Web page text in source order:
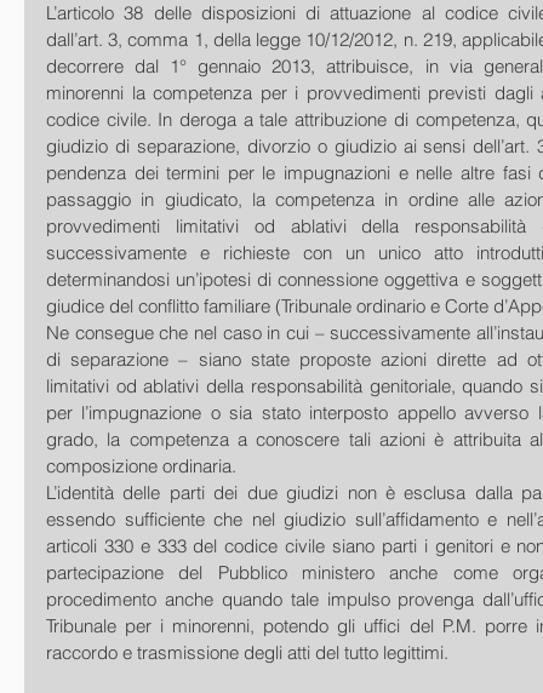
L’articolo 38 delle disposizioni di attuazione al codice
dall’art. 3, comma 1, della legge 10/12/2012, n. 219,
decorrere dal 1° gennaio 2013, attribuisce, in via
minorenni la competenza per i provvedimenti previsti dagli
codice civile. In deroga a tale attribuzione di competenza,
giudizio di separazione, divorzio o giudizio ai sensi dell’art.
pendenza dei termini per le impugnazioni e nelle altre fasi
passaggio in giudicato, la competenza in ordine alle
provvedimenti limitativi od ablativi della responsabilità
successivamente e richieste con un unico atto
determinandosi un’ipotesi di connessione oggettiva e
giudice del conflitto familiare (Tribunale ordinario e Corte
Ne consegue che nel caso in cui – successivamente
di separazione – siano state proposte azioni dirette ad
limitativi od ablativi della responsabilità genitoriale, quando
per l’impugnazione o sia stato interposto appello
grado, la competenza a conoscere tali azioni è attribuita
composizione ordinaria.
L’identità delle parti dei due giudizi non è esclusa dalla
essendo sufficiente che nel giudizio sull’affidamento e
articoli 330 e 333 del codice civile siano parti i genitori e
partecipazione del Pubblico ministero anche come
procedimento anche quando tale impulso provenga
Tribunale per i minorenni, potendo gli uffici del P.M. porre
raccordo e trasmissione degli atti del tutto legittimi.